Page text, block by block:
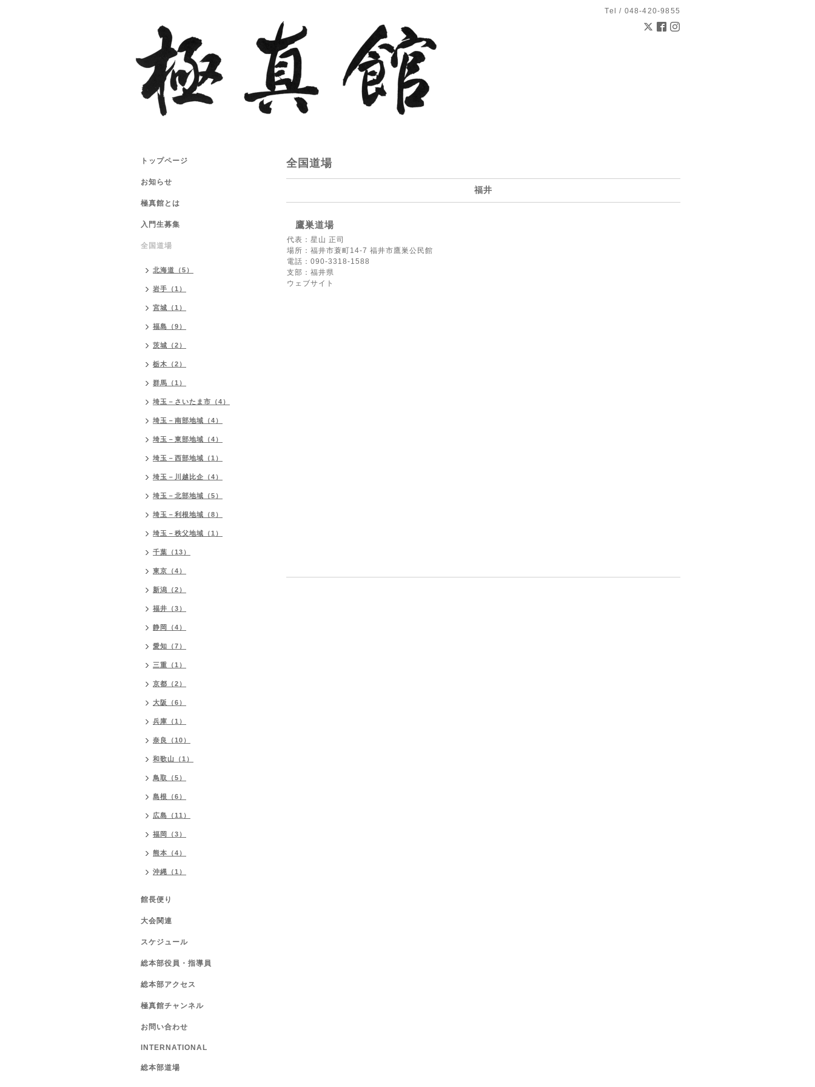
Tel / 048-420-9855
全国道場
福井
鷹巣道場
代表：星山 正司
場所：福井市蓑町14-7 福井市鷹巣公民館
電話：090-3318-1588
支部：福井県
ウェブサイト
トップページ
お知らせ
極真館とは
入門生募集
全国道場
北海道（5）
岩手（1）
宮城（1）
福島（9）
茨城（2）
栃木（2）
群馬（1）
埼玉－さいたま市（4）
埼玉－南部地域（4）
埼玉－東部地域（4）
埼玉－西部地域（1）
埼玉－川越比企（4）
埼玉－北部地域（5）
埼玉－利根地域（8）
埼玉－秩父地域（1）
千葉（13）
東京（4）
新潟（2）
福井（3）
静岡（4）
愛知（7）
三重（1）
京都（2）
大阪（6）
兵庫（1）
奈良（10）
和歌山（1）
鳥取（5）
島根（6）
広島（11）
福岡（3）
熊本（4）
沖縄（1）
館長便り
大会関連
スケジュール
総本部役員・指導員
総本部アクセス
極真館チャンネル
お問い合わせ
INTERNATIONAL
総本部道場